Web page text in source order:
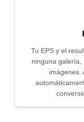
Tu EPS y el
ninguna galería,
imágenes.